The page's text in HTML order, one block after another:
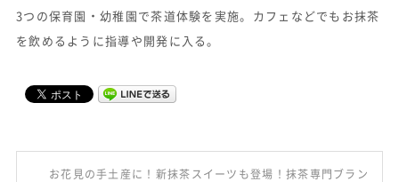
3つの保育園・幼稚園で茶道体験を実施。カフェなどでもお抹茶
を飲めるように指導や開発に入る。
お花見の手土産に！新抹茶スイーツも登場！抹茶専門ブラン